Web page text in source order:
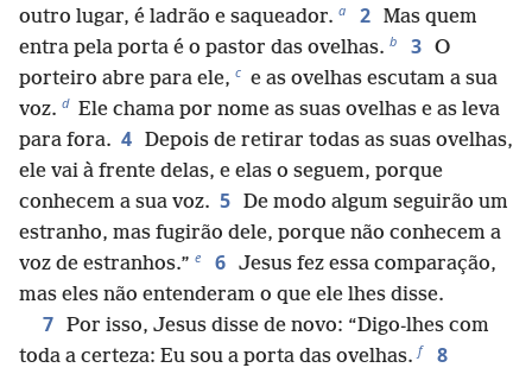
outro lugar, é ladrão e saqueador. a 2 Mas quem
entra pela porta é o pastor das ovelhas. b 3 O
porteiro abre para ele, c e as ovelhas escutam a sua
voz. d Ele chama por nome as suas ovelhas e as leva
para fora. 4 Depois de retirar todas as suas ovelhas,
ele vai à frente delas, e elas o seguem, porque
conhecem a sua voz. 5 De modo algum seguirão um
estranho, mas fugirão dele, porque não conhecem a
voz de estranhos.” e 6 Jesus fez essa comparação,
mas eles não entenderam o que ele lhes disse.
7 Por isso, Jesus disse de novo: “Digo-lhes com
toda a certeza: Eu sou a porta das ovelhas. f 8